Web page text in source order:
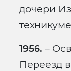
дочери
1956. –
Переезд